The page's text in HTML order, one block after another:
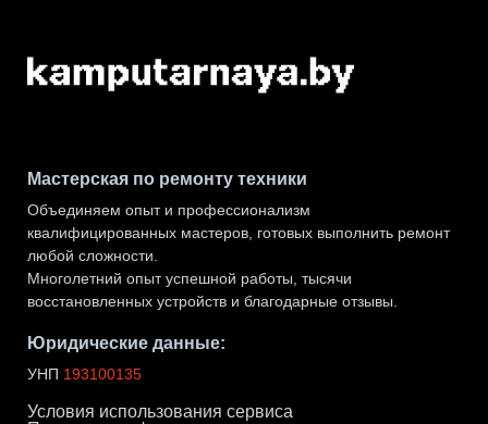
Мастерская по ремонту техники
Объединяем опыт и профессионализм
квалифицированных мастеров, готовых выполнить ремонт
любой сложности.
Многолетний опыт успешной работы, тысячи
восстановленных устройств и благодарные отзывы.
Юридические данные:
УНП 193100135
Условия использования сервиса